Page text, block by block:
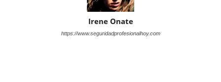
Irene Onate
https://www.seguridadprofesionalhoy.com